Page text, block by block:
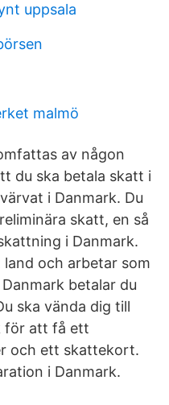
uppsala
malmö
av någon
du ska betala skatt i
i Danmark. Du
skatt, en så
i Danmark.
och arbetar som
betalar du
ska vända dig till
för att få ett
och ett skattekort.
i Danmark.